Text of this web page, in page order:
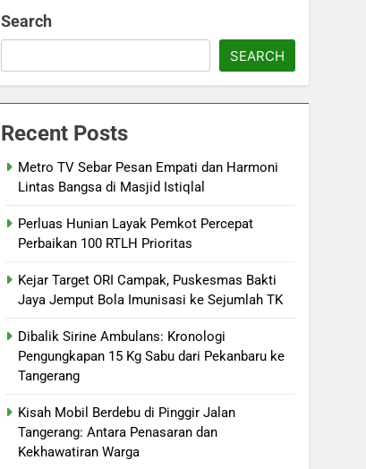
Search
SEARCH
Recent Posts
Metro TV Sebar Pesan Empati dan Harmoni
Lintas Bangsa di Masjid Istiqlal
Perluas Hunian Layak Pemkot Percepat
Perbaikan 100 RTLH Prioritas
Kejar Target ORI Campak, Puskesmas Bakti
Jaya Jemput Bola Imunisasi ke Sejumlah TK
Dibalik Sirine Ambulans: Kronologi
Pengungkapan 15 Kg Sabu dari Pekanbaru ke
Tangerang
Kisah Mobil Berdebu di Pinggir Jalan
Tangerang: Antara Penasaran dan
Kekhawatiran Warga